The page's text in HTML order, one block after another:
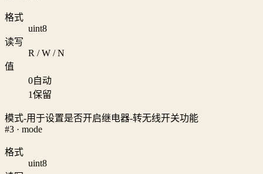
格式
uint8
读写
R / W / N
值
0自动
1保留
模式-用于设置是否开启继电器-转无线开关功能
#3 · mode
格式
uint8